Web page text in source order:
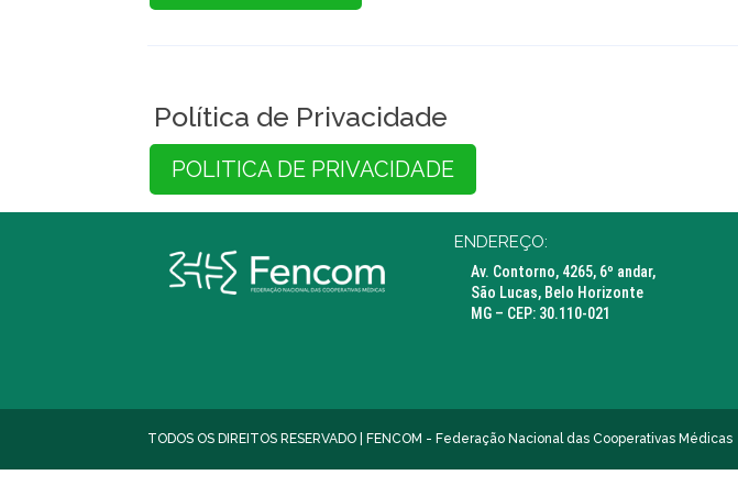
Política de Privacidade
POLITICA DE PRIVACIDADE
ENDEREÇO:
Av. Contorno, 4265, 6º andar,
São Lucas, Belo Horizonte
MG – CEP: 30.110-021
TODOS OS DIREITOS RESERVADO | FENCOM - Federação Nacional das Cooperativas Médicas